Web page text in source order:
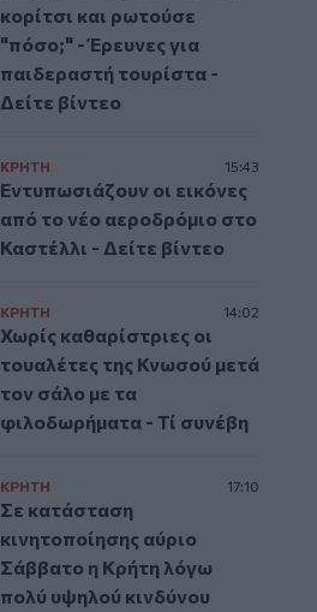
κορίτσι και ρωτούσε
"πόσο;" - Έρευνες για
παιδεραστή τουρίστα -
Δείτε βίντεο
ΚΡΗΤΗ 15:43
Εντυπωσιάζουν οι εικόνες
από το νέο αεροδρόμιο στο
Καστέλλι - Δείτε βίντεο
ΚΡΗΤΗ 14:02
Χωρίς καθαρίστριες οι
τουαλέτες της Κνωσού μετά
τον σάλο με τα
φιλοδωρήματα - Τί συνέβη
ΚΡΗΤΗ 17:10
Σε κατάσταση
κινητοποίησης αύριο
Σάββατο η Κρήτη λόγω
πολύ υψηλού κινδύνου